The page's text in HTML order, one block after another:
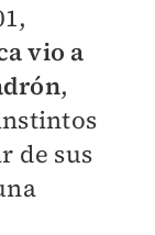
vio a
,
de sus